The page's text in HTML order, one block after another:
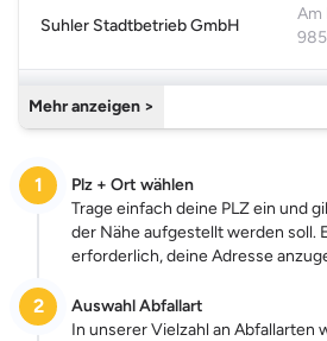
Suhler Stadtbetrieb GmbH
Am
Containerdienst Eichhorn u.Schöne
Containerdienst und Abbruch Fetting
Containerdienst Stadtroda
Mehr anzeigen >
1
Plz + Ort wählen
Trage einfach deine PLZ ein und
der Nähe aufgestellt werden soll.
erforderlich, deine Adresse
2
Auswahl Abfallart
In unserer Vielzahl an Abfallarten